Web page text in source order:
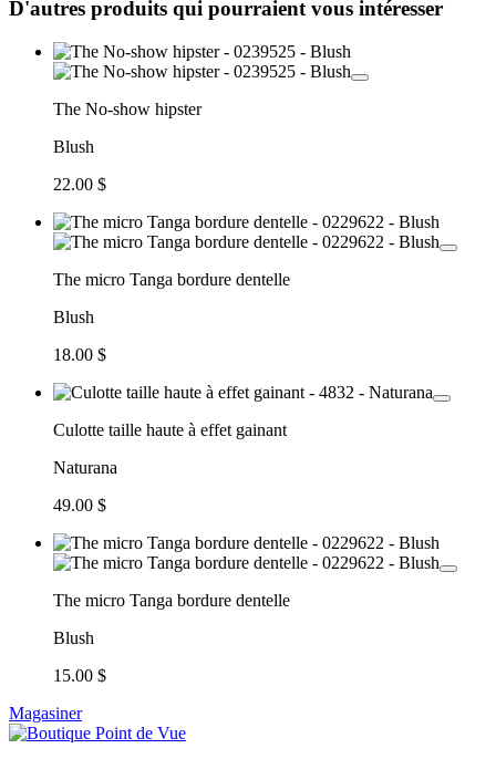
D'autres produits qui pourraient vous intéresser
The No-show hipster
Blush
22.00 $
The micro Tanga bordure dentelle
Blush
18.00 $
Culotte taille haute à effet gainant
Naturana
49.00 $
The micro Tanga bordure dentelle
Blush
15.00 $
Magasiner